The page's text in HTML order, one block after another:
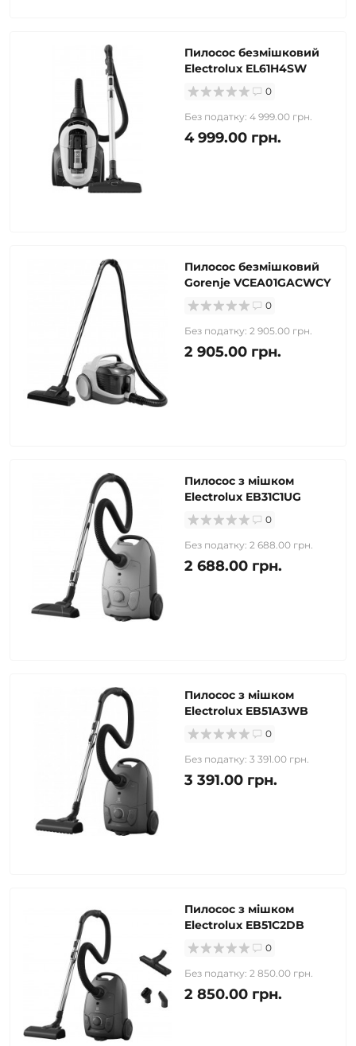
Пилосос безмішковий
Electrolux EL61H4SW
0
Без податку: 4 999.00 грн.
4 999.00 грн.
Пилосос безмішковий
Gorenje VCEA01GACWCY
0
Без податку: 2 905.00 грн.
2 905.00 грн.
Пилосос з мішком
Electrolux EB31C1UG
0
Без податку: 2 688.00 грн.
2 688.00 грн.
Пилосос з мішком
Electrolux EB51A3WB
0
Без податку: 3 391.00 грн.
3 391.00 грн.
Пилосос з мішком
Electrolux EB51C2DB
0
Без податку: 2 850.00 грн.
2 850.00 грн.